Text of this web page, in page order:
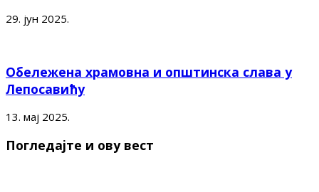
29. јун 2025.
Обележена храмовна и општинска слава у
Лепосавићу
13. мај 2025.
Погледајте и ову вест